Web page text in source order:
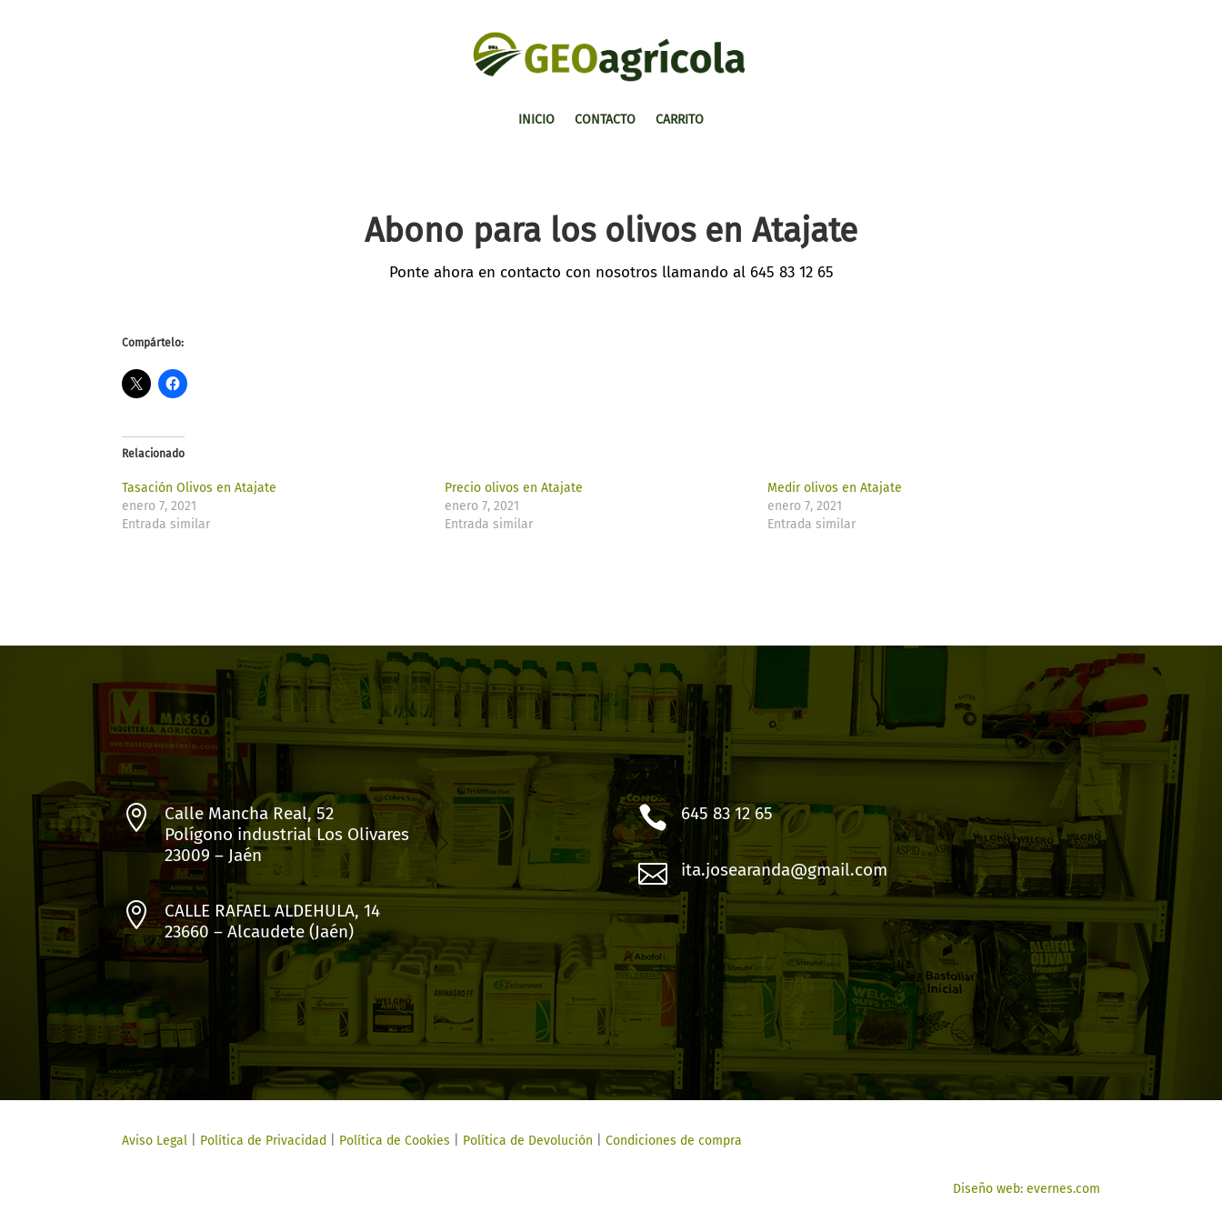
INICIO CONTACTO CARRITO
Abono para los olivos en Atajate
Ponte ahora en contacto con nosotros llamando al 645 83 12 65
Compártelo:
Relacionado
Tasación Olivos en Atajate
enero 7, 2021
Entrada similar
Precio olivos en Atajate
enero 7, 2021
Entrada similar
Medir olivos en Atajate
enero 7, 2021
Entrada similar

Calle Mancha Real, 52
Polígono industrial Los Olivares
23009 – Jaén

CALLE RAFAEL ALDEHULA, 14
23660 – Alcaudete (Jaén)
 645 83 12 65
 ita.josearanda@gmail.com
Aviso Legal Política de Privacidad Política de Cookies Política de Devolución |Condiciones de compra
Diseño web: evernes.com